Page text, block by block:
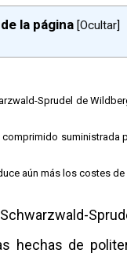
la página [Ocultar]
Sprudel de
suministrada
aún más los costes de
hechas de